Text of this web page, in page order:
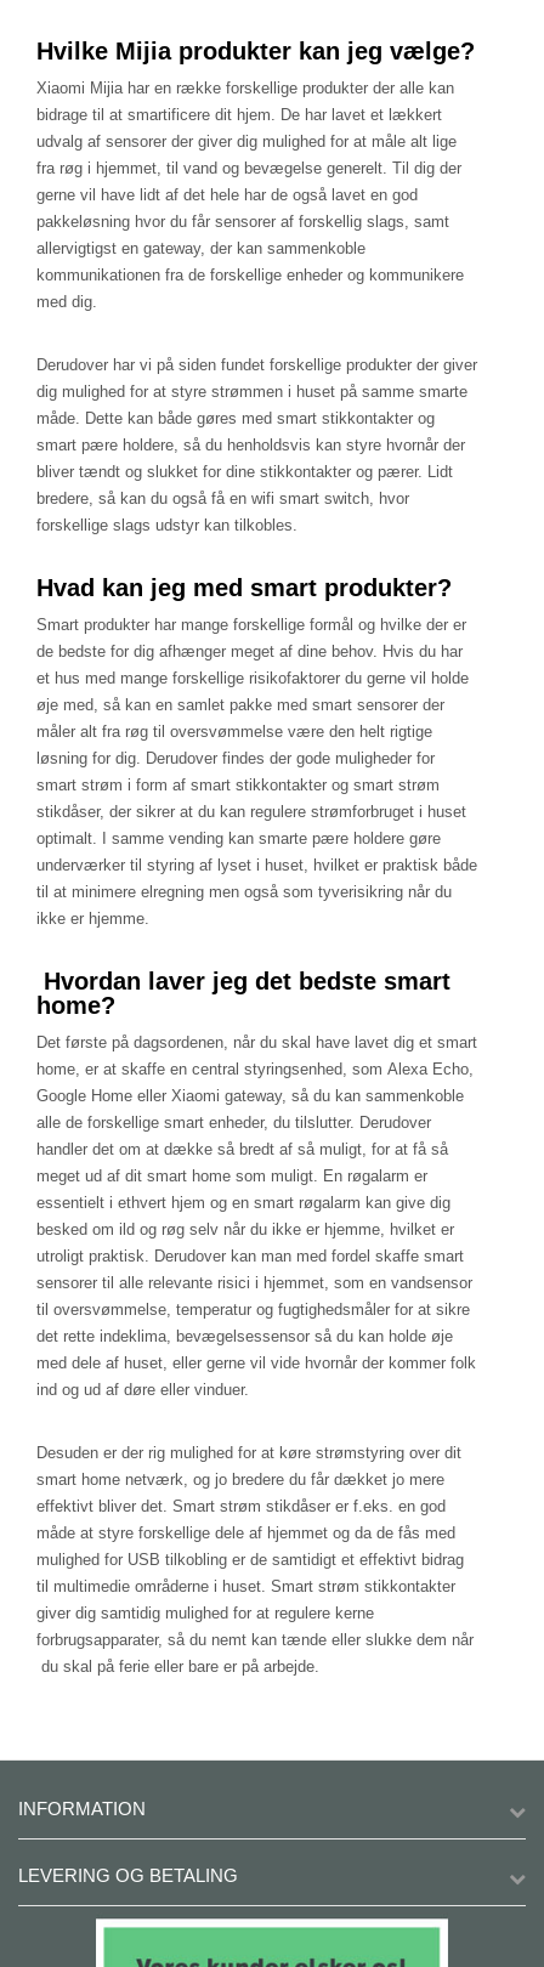
Hvilke Mijia produkter kan jeg vælge?
Xiaomi Mijia har en række forskellige produkter der alle kan
bidrage til at smartificere dit hjem. De har lavet et lækkert
udvalg af sensorer der giver dig mulighed for at måle alt lige
fra røg i hjemmet, til vand og bevægelse generelt. Til dig der
gerne vil have lidt af det hele har de også lavet en god
pakkeløsning hvor du får sensorer af forskellig slags, samt
allervigtigst en gateway, der kan sammenkoble
kommunikationen fra de forskellige enheder og kommunikere
med dig.
Derudover har vi på siden fundet forskellige produkter der giver
dig mulighed for at styre strømmen i huset på samme smarte
måde. Dette kan både gøres med smart stikkontakter og
smart pære holdere, så du henholdsvis kan styre hvornår der
bliver tændt og slukket for dine stikkontakter og pærer. Lidt
bredere, så kan du også få en wifi smart switch, hvor
forskellige slags udstyr kan tilkobles.
Hvad kan jeg med smart produkter?
Smart produkter har mange forskellige formål og hvilke der er
de bedste for dig afhænger meget af dine behov. Hvis du har
et hus med mange forskellige risikofaktorer du gerne vil holde
øje med, så kan en samlet pakke med smart sensorer der
måler alt fra røg til oversvømmelse være den helt rigtige
løsning for dig. Derudover findes der gode muligheder for
smart strøm i form af smart stikkontakter og smart strøm
stikdåser, der sikrer at du kan regulere strømforbruget i huset
optimalt. I samme vending kan smarte pære holdere gøre
underværker til styring af lyset i huset, hvilket er praktisk både
til at minimere elregning men også som tyverisikring når du
ikke er hjemme.
Hvordan laver jeg det bedste smart
home?
Det første på dagsordenen, når du skal have lavet dig et smart
home, er at skaffe en central styringsenhed, som Alexa Echo,
Google Home eller Xiaomi gateway, så du kan sammenkoble
alle de forskellige smart enheder, du tilslutter. Derudover
handler det om at dække så bredt af så muligt, for at få så
meget ud af dit smart home som muligt. En røgalarm er
essentielt i ethvert hjem og en smart røgalarm kan give dig
besked om ild og røg selv når du ikke er hjemme, hvilket er
utroligt praktisk. Derudover kan man med fordel skaffe smart
sensorer til alle relevante risici i hjemmet, som en vandsensor
til oversvømmelse, temperatur og fugtighedsmåler for at sikre
det rette indeklima, bevægelsessensor så du kan holde øje
med dele af huset, eller gerne vil vide hvornår der kommer folk
ind og ud af døre eller vinduer.
Desuden er der rig mulighed for at køre strømstyring over dit
smart home netværk, og jo bredere du får dækket jo mere
effektivt bliver det. Smart strøm stikdåser er f.eks. en god
måde at styre forskellige dele af hjemmet og da de fås med
mulighed for USB tilkobling er de samtidigt et effektivt bidrag
til multimedie områderne i huset. Smart strøm stikkontakter
giver dig samtidig mulighed for at regulere kerne
forbrugsapparater, så du nemt kan tænde eller slukke dem når
du skal på ferie eller bare er på arbejde.
INFORMATION
LEVERING OG BETALING